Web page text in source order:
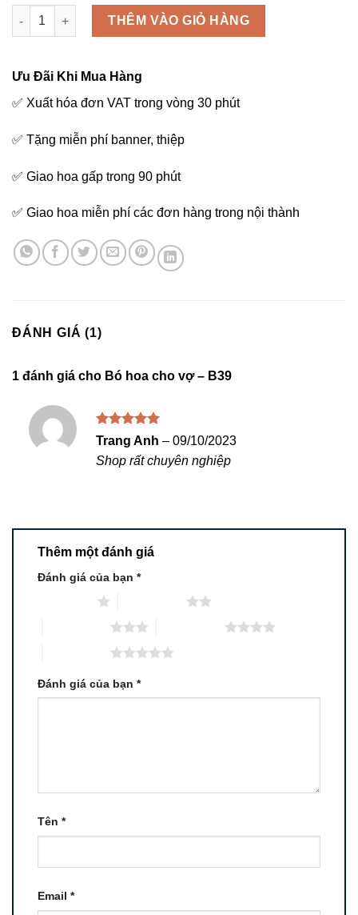
Bó hoa cho vợ - B39 số lượng
THÊM VÀO GIỎ HÀNG
Ưu Đãi Khi Mua Hàng
✅ Xuất hóa đơn VAT trong vòng 30 phút
✅ Tặng miễn phí banner, thiệp
✅ Giao hoa gấp trong 90 phút
✅ Giao hoa miễn phí các đơn hàng trong nội thành
ĐÁNH GIÁ (1)
1 đánh giá cho Bó hoa cho vợ – B39
Được xếp
hạng5
sao
Trang Anh – 09/10/2023
Shop rất chuyên nghiệp
Thêm một đánh giá
Đánh giá của bạn *
Đánh giá của bạn *
Tên *
Email *